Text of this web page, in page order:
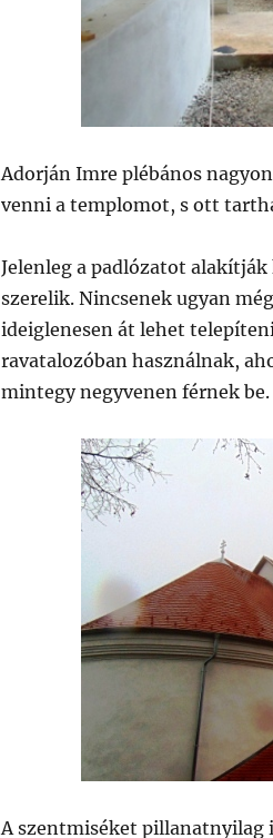
Adorján Imre plébános
venni a templomot, s ott
Jelenleg a padlózatot
szerelik. Nincsenek ugyan
ideiglenesen át lehet
ravatalozóban használnak,
mintegy negyvenen férnek be.
A szentmiséket